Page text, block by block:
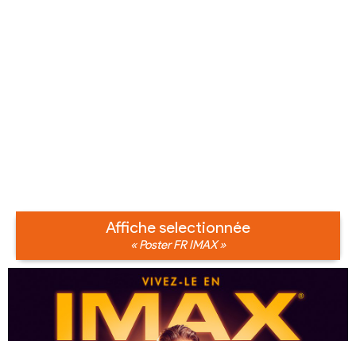
Affiche selectionnée
« Poster FR IMAX »